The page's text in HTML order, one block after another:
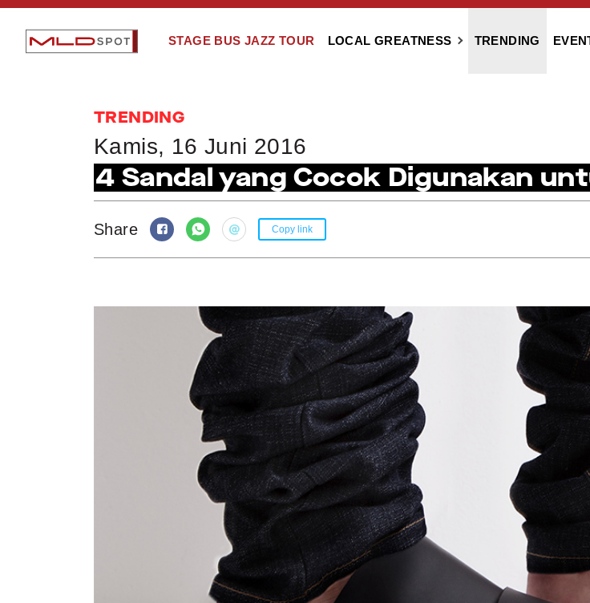
STAGE BUS JAZZ TOUR LOCAL GREATNESS TRENDING
TRENDING
Kamis, 16 Juni 2016
4 Sandal yang Cocok Digunakan
Share Copy link